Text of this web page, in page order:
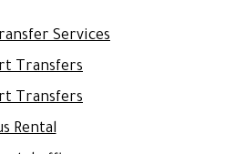
Services
Transfers
Transfers
Rental